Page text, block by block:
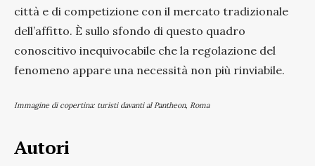
città e di competizione con il mercato tradizionale
dell’affitto. È sullo sfondo di questo quadro
conoscitivo inequivocabile che la regolazione del
fenomeno appare una necessità non più rinviabile.
Immagine di copertina: turisti davanti al Pantheon, Roma
Autori